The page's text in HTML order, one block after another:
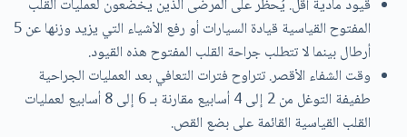
قيود مادية أقل. يُحظر على المرضى الذين يخضعون لعمليات القلب
المفتوح القياسية قيادة السيارات أو رفع الأشياء التي يزيد وزنها عن 5
أرطال بينما لا تتطلب جراحة القلب المفتوح هذه القيود.
وقت الشفاء الأقصر. تتراوح فترات التعافي بعد العمليات الجراحية
طفيفة التوغل من 2 إلى 4 أسابيع مقارنة بـ 6 إلى 8 أسابيع لعمليات
القلب القياسية القائمة على بضع القص.